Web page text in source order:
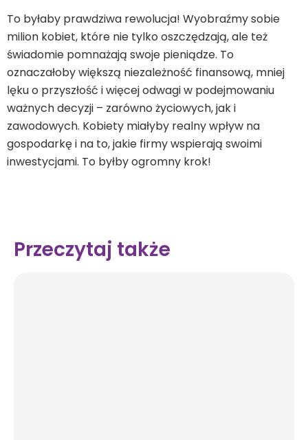
To byłaby prawdziwa rewolucja! Wyobraźmy sobie
milion kobiet, które nie tylko oszczędzają, ale też
świadomie pomnażają swoje pieniądze. To
oznaczałoby większą niezależność finansową, mniej
lęku o przyszłość i więcej odwagi w podejmowaniu
ważnych decyzji – zarówno życiowych, jak i
zawodowych. Kobiety miałyby realny wpływ na
gospodarkę i na to, jakie firmy wspierają swoimi
inwestycjami. To byłby ogromny krok!
Przeczytaj także